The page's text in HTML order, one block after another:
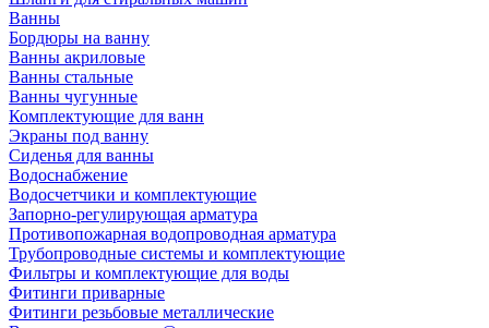
Ванны
Бордюры на ванну
Ванны акриловые
Ванны стальные
Ванны чугунные
Комплектующие для ванн
Экраны под ванну
Сиденья для ванны
Водоснабжение
Водосчетчики и комплектующие
Запорно-регулирующая арматура
Противопожарная водопроводная арматура
Трубопроводные системы и комплектующие
Фильтры и комплектующие для воды
Фитинги приварные
Фитинги резьбовые металлические